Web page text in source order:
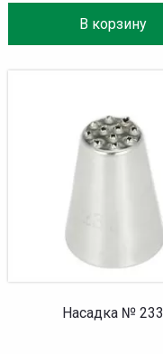
В корзину
Насадка № 233